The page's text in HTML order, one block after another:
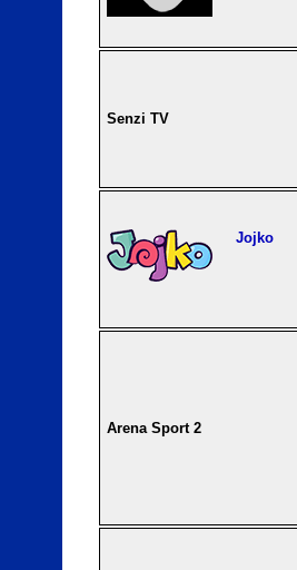
Senzi TV
Jojko
Arena Sport 2